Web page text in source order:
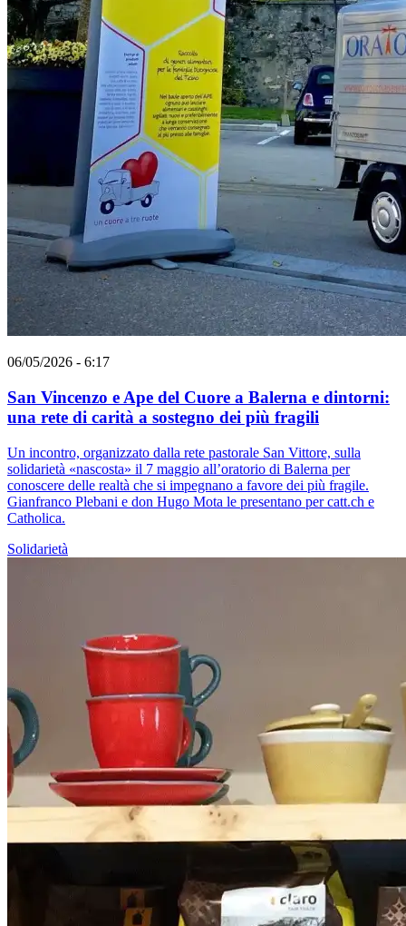
06/05/2026 - 6:17
San Vincenzo e Ape del Cuore a Balerna e dintorni:
una rete di carità a sostegno dei più fragili
Un incontro, organizzato dalla rete pastorale San Vittore, sulla
solidarietà «nascosta» il 7 maggio all’oratorio di Balerna per
conoscere delle realtà che si impegnano a favore dei più fragile.
Gianfranco Plebani e don Hugo Mota le presentano per catt.ch e
Catholica.
Solidarietà